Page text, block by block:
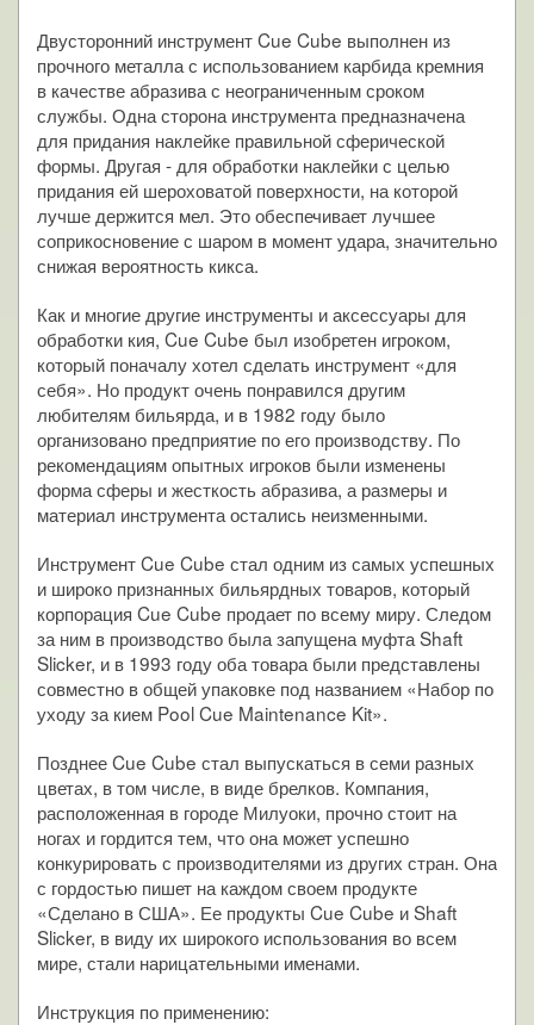
Двусторонний инструмент Cue Cube выполнен из
прочного металла с использованием карбида кремния
в качестве абразива с неограниченным сроком
службы. Одна сторона инструмента предназначена
для придания наклейке правильной сферической
формы. Другая - для обработки наклейки с целью
придания ей шероховатой поверхности, на которой
лучше держится мел. Это обеспечивает лучшее
соприкосновение с шаром в момент удара, значительно
снижая вероятность кикса.
Как и многие другие инструменты и аксессуары для
обработки кия, Cue Cube был изобретен игроком,
который поначалу хотел сделать инструмент «для
себя». Но продукт очень понравился другим
любителям бильярда, и в 1982 году было
организовано предприятие по его производству. По
рекомендациям опытных игроков были изменены
форма сферы и жесткость абразива, а размеры и
материал инструмента остались неизменными.
Инструмент Cue Cube стал одним из самых успешных
и широко признанных бильярдных товаров, который
корпорация Cue Cube продает по всему миру. Следом
за ним в производство была запущена муфта Shaft
Slicker, и в 1993 году оба товара были представлены
совместно в общей упаковке под названием «Набор по
уходу за кием Pool Cue Maintenance Kit».
Позднее Cue Cube стал выпускаться в семи разных
цветах, в том числе, в виде брелков. Компания,
расположенная в городе Милуоки, прочно стоит на
ногах и гордится тем, что она может успешно
конкурировать с производителями из других стран. Она
с гордостью пишет на каждом своем продукте
«Сделано в США». Ее продукты Cue Cube и Shaft
Slicker, в виду их широкого использования во всем
мире, стали нарицательными именами.
Инструкция по применению: